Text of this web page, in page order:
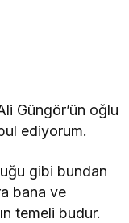
Güngör’ün oğlu
ediyorum.
gibi bundan
bana ve
temeli budur.